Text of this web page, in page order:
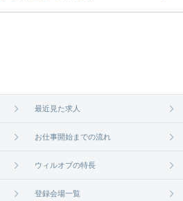
ックしてみてください。
から
最近見た求人
お仕事開始までの流れ
ウィルオブの特長
登録会場一覧